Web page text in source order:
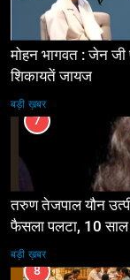
मोहन भागवत : जेन जी
शिकायतें जायज
बड़ी ख़बर
7
तरुण तेजपाल यौन
फैसला पलटा,
बड़ी ख़बर
8